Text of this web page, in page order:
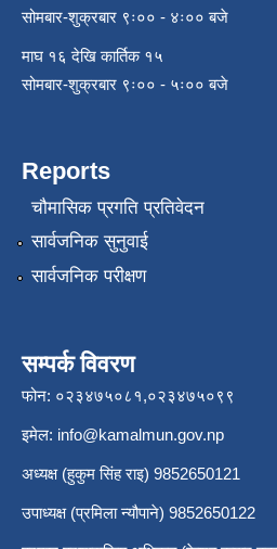
सोमबार-शुक्रबार ९ः०० - ४ः०० बजे
माघ १६ देखि कार्तिक १५
सोमबार-शुक्रबार ९ः०० - ५ः०० बजे
Reports
चौमासिक प्रगति प्रतिवेदन
सार्वजनिक सुनुवाई
सार्वजनिक परीक्षण
सम्पर्क विवरण
फोन: ०२३४७५०८१,०२३४७५०९९
इमेल: info@kamalmun.gov.np
अध्यक्ष (हुकुम सिंह राइ) 9852650121
उपाध्यक्ष (प्रमिला न्यौपाने) 9852650122